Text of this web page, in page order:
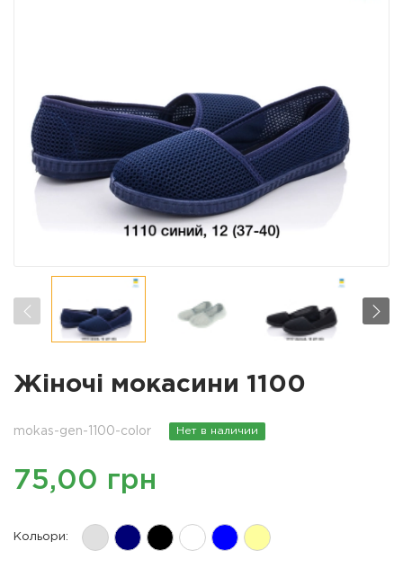
Жіночі мокасини 1100
mokas-gen-1100-color Нет в наличии
75,00 грн
Кольори: